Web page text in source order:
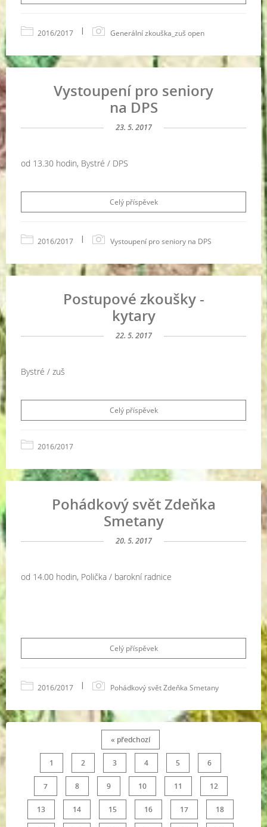
2016/2017 | Generální zkouška_zuš open
Vystoupení pro seniory
na DPS
23. 5. 2017
od 13.30 hodin, Bystré / DPS
Celý příspěvek
2016/2017 | Vystoupení pro seniory na DPS
Postupové zkoušky -
kytary
22. 5. 2017
Bystré / zuš
Celý příspěvek
2016/2017
Pohádkový svět Zdeňka
Smetany
20. 5. 2017
od 14.00 hodin, Polička / barokní radnice
Celý příspěvek
2016/2017 | Pohádkový svět Zdeňka Smetany
« předchozí
1 2 3 4 5 6
7 8 9 10 11 12
13 14 15 16 17 18